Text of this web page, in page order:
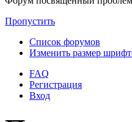
Пропустить
Список форумов
Изменить размер
FAQ
Регистрация
Вход